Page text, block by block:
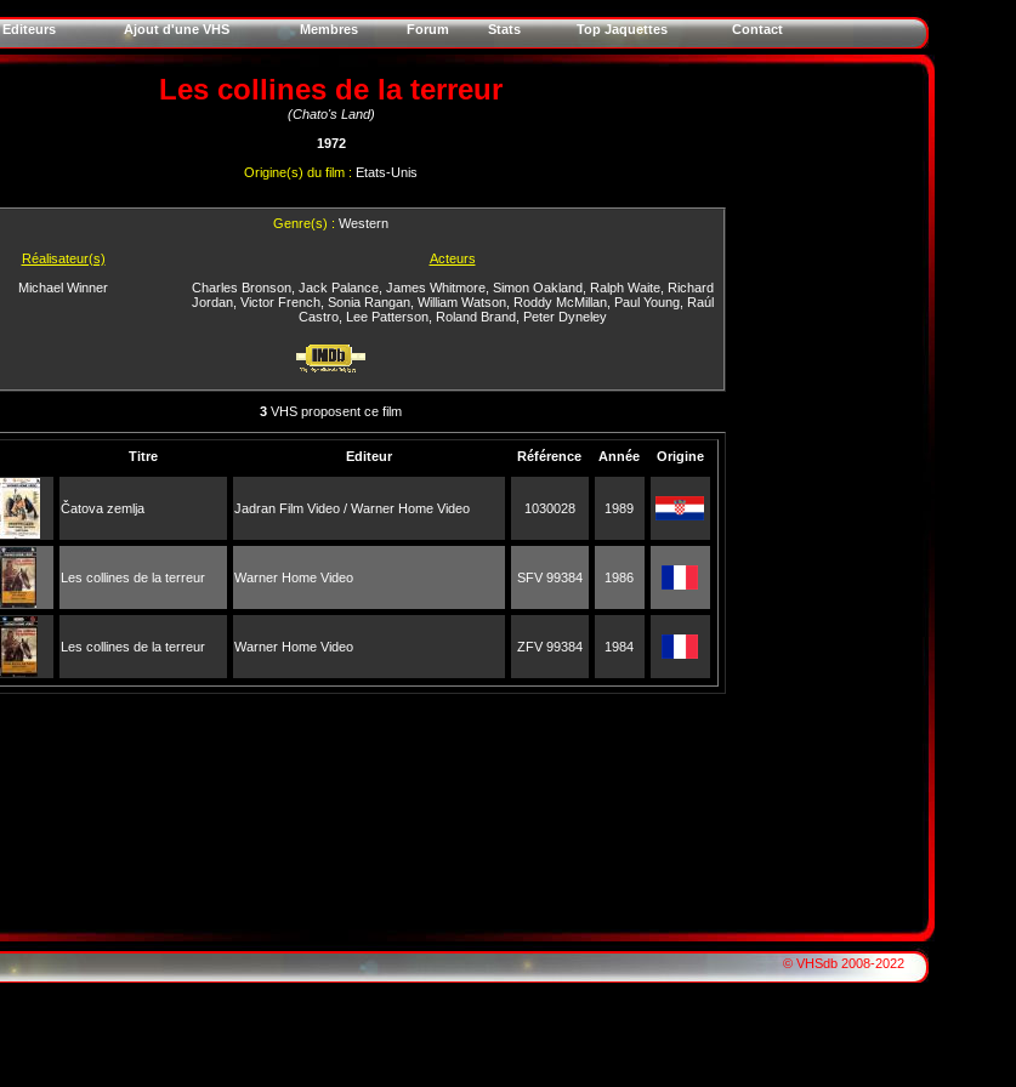
Editeurs Ajout d'une VHS Membres Forum Stats Top Jaquettes Contact
Les collines de la terreur
(Chato's Land)
1972
Origine(s) du film : Etats-Unis
Genre(s) : Western
Réalisateur(s)
Michael Winner
Acteurs
Charles Bronson, Jack Palance, James Whitmore, Simon Oakland, Ralph Waite, Richard
Jordan, Victor French, Sonia Rangan, William Watson, Roddy McMillan, Paul Young, Raúl
Castro, Lee Patterson, Roland Brand, Peter Dyneley
3 VHS proposent ce film
Titre Editeur Référence Année Origine
Čatova zemlja Jadran Film Video / Warner Home Video 1030028 1989
Les collines de la terreur Warner Home Video SFV 99384 1986
Les collines de la terreur Warner Home Video ZFV 99384 1984
© VHSdb 2008-2022